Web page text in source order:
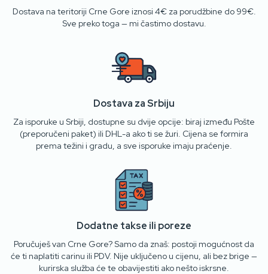
Dostava na teritoriji Crne Gore iznosi 4€ za porudžbine do 99€.
Sve preko toga — mi častimo dostavu.
Dostava za Srbiju
Za isporuke u Srbiji, dostupne su dvije opcije: biraj između Pošte
(preporučeni paket) ili DHL-a ako ti se žuri. Cijena se formira
prema težini i gradu, a sve isporuke imaju praćenje.
Dodatne takse ili poreze
Poručuješ van Crne Gore? Samo da znaš: postoji mogućnost da
će ti naplatiti carinu ili PDV. Nije uključeno u cijenu, ali bez brige —
kurirska služba će te obavijestiti ako nešto iskrsne.